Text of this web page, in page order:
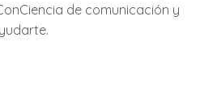
de comunicación y